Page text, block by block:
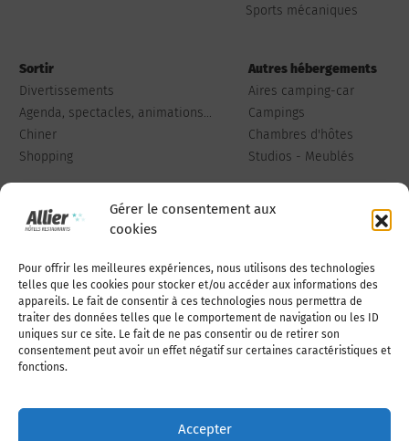
Gérer le consentement aux
cookies
Pour offrir les meilleures expériences, nous utilisons des technologies
telles que les cookies pour stocker et/ou accéder aux informations des
appareils. Le fait de consentir à ces technologies nous permettra de
traiter des données telles que le comportement de navigation ou les ID
uniques sur ce site. Le fait de ne pas consentir ou de retirer son
consentement peut avoir un effet négatif sur certaines caractéristiques et
fonctions.
Accepter
Sports mécaniques
Sortir
Divertissements
Agenda, spectacles, animations...
Chiner
Shopping
Autres hébergements
Aires camping-car
Campings
Chambres d'hôtes
Studios - Meublés
Qui sommes-nous Publiez votre annonce
Adhérer à l’association Nous contacter